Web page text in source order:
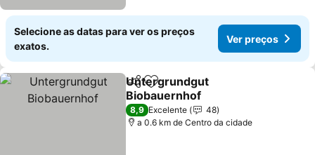
Selecione as datas para ver os preços
exatos.
Ver preços
PartilharAdicionar aos favoritos
Untergrundgut
Biobauernhof
Ver preços
8,9 Excelente
48
a 0.6 km de Centro da cidade